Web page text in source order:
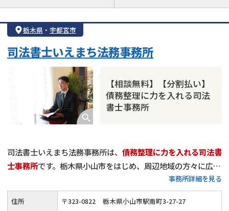
借金返済相談・交渉
自己破産
任意整理
個人再生
会社破産・法人破産
住宅ローン
消費者金融・サラ金
カードローン
栃木県 ・ 宇都宮市
【相談無料】【分割払い】
債務整理に力を入れる司法
書士事務所
司法書士いえまち法務事務所
司法書士いえまち法務事務所は、 債務整理に力を入れる司法書
士事務所です。栃木県小山市をはじめ、周辺地域の方々に広く
を超えました。
当事務所は、一般的な法律事務所に比べ、比較的リーズナブル
な費用設定
になっているかと思います。減額報酬はいただいて
事務所詳細を見る
住所 〒323-0822 栃木県小山市駅南町3-27-27